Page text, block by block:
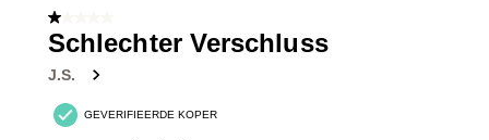
van
Beoordelingen.
1 van 5 sterren.
Schlechter Verschluss
J.S.
GEVERIFIEERDE KOPER